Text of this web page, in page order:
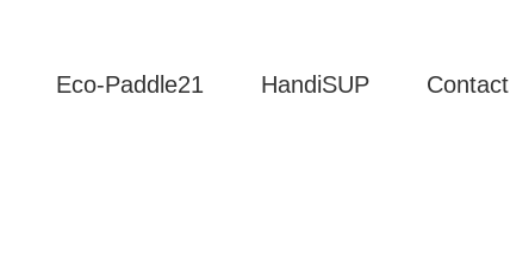
Eco-Paddle21 HandiSUP Contact